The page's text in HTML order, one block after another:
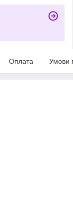
Оплата Умови